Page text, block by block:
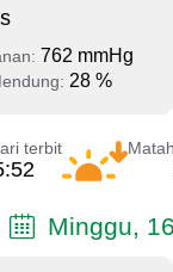
762 mmHg
28 %
terbit
Minggu,